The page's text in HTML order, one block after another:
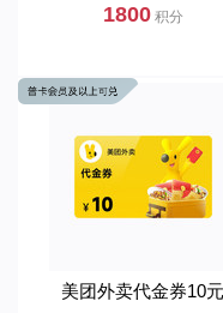
1800积分
美团外卖代金券10元